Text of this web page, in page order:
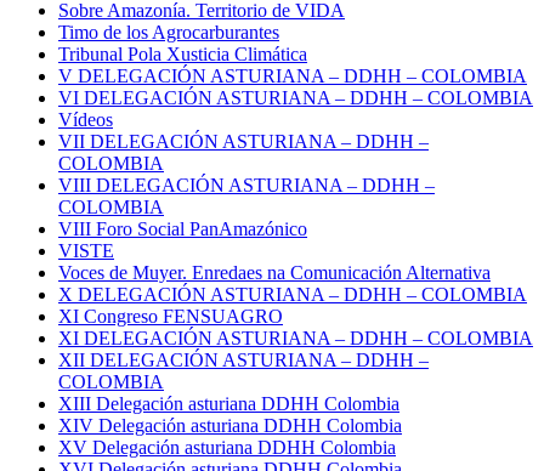
Sobre Amazonía. Territorio de VIDA
Timo de los Agrocarburantes
Tribunal Pola Xusticia Climática
V DELEGACIÓN ASTURIANA – DDHH – COLOMBIA
VI DELEGACIÓN ASTURIANA – DDHH – COLOMBIA
Vídeos
VII DELEGACIÓN ASTURIANA – DDHH –
COLOMBIA
VIII DELEGACIÓN ASTURIANA – DDHH –
COLOMBIA
VIII Foro Social PanAmazónico
VISTE
Voces de Muyer. Enredaes na Comunicación Alternativa
X DELEGACIÓN ASTURIANA – DDHH – COLOMBIA
XI Congreso FENSUAGRO
XI DELEGACIÓN ASTURIANA – DDHH – COLOMBIA
XII DELEGACIÓN ASTURIANA – DDHH –
COLOMBIA
XIII Delegación asturiana DDHH Colombia
XIV Delegación asturiana DDHH Colombia
XV Delegación asturiana DDHH Colombia